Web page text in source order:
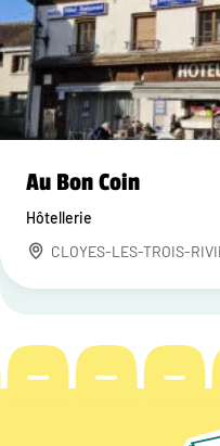
Au Bon Coin
Hôtellerie
CLOYES-LES-TROIS-